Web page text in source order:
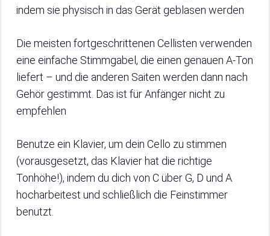
indem sie physisch in das Gerät geblasen werden
Die meisten fortgeschrittenen Cellisten verwenden
eine einfache Stimmgabel, die einen genauen A-Ton
liefert – und die anderen Saiten werden dann nach
Gehör gestimmt. Das ist für Anfänger nicht zu
empfehlen
Benutze ein Klavier, um dein Cello zu stimmen
(vorausgesetzt, das Klavier hat die richtige
Tonhöhe!), indem du dich von C über G, D und A
hocharbeitest und schließlich die Feinstimmer
benutzt.